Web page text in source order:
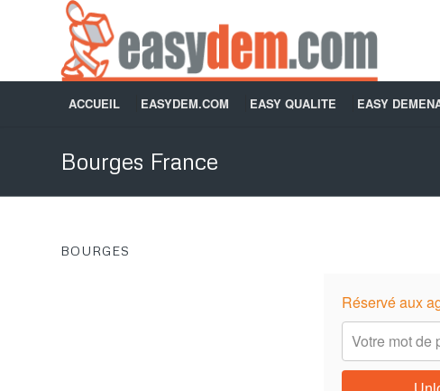
ACCUEIL EASYDEM.COM EASY QUALITE EASY
Bourges France
BOURGES
Réservé aux